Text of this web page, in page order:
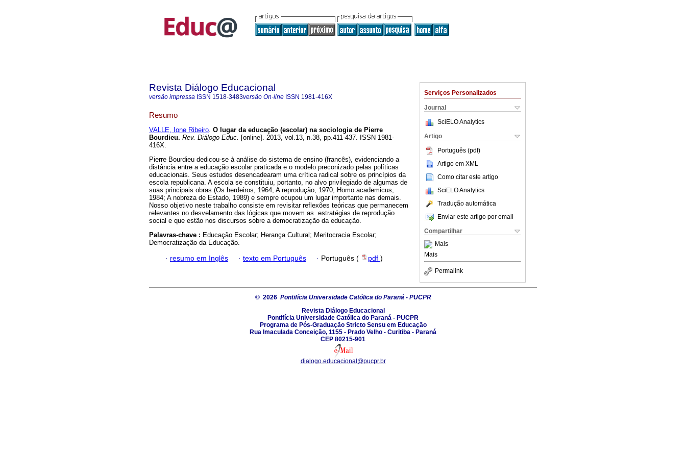
Serviços Personalizados
Journal
SciELO Analytics
Artigo
Português (pdf)
Artigo em XML
Como citar este artigo
SciELO Analytics
Tradução automática
Enviar este artigo por email
Compartilhar
Mais
Mais
Permalink
Revista Diálogo Educacional
versão impressa ISSN 1518-3483versão On-line ISSN 1981-416X
Resumo
VALLE, Ione Ribeiro. O lugar da educação (escolar) na sociologia de Pierre
Bourdieu. Rev. Diálogo Educ. [online]. 2013, vol.13, n.38, pp.411-437. ISSN 1981-
416X.
Pierre Bourdieu dedicou-se à análise do sistema de ensino (francês), evidenciando a
distância entre a educação escolar praticada e o modelo preconizado pelas políticas
educacionais. Seus estudos desencadearam uma crítica radical sobre os princípios da
escola republicana. A escola se constituiu, portanto, no alvo privilegiado de algumas de
suas principais obras (Os herdeiros, 1964; A reprodução, 1970; Homo academicus,
1984; A nobreza de Estado, 1989) e sempre ocupou um lugar importante nas demais.
Nosso objetivo neste trabalho consiste em revisitar reflexões teóricas que permanecem
relevantes no desvelamento das lógicas que movem as estratégias de reprodução
social e que estão nos discursos sobre a democratização da educação.
Palavras-chave : Educação Escolar; Herança Cultural; Meritocracia Escolar;
Democratização da Educação.
· resumo em Inglês · texto em Português · Português ( pdf )
© 2026 Pontifícia Universidade Católica do Paraná - PUCPR
Revista Diálogo Educacional
Pontifícia Universidade Católica do Paraná - PUCPR
Programa de Pós-Graduação Stricto Sensu em Educação
Rua Imaculada Conceição, 1155 - Prado Velho - Curitiba - Paraná
CEP 80215-901
dialogo.educacional@pucpr.br